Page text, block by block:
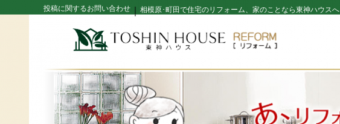
投稿に関するお問い合わせ 相模原･町田で住宅のリフォーム、家のことなら東神ハウスへ